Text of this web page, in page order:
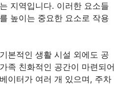
지역입니다. 이러한 요소들
높이는 중요한 요소로 작용
본적인 생활 시설 외에도 공
족 친화적인 공간이 마련되어
이터가 여러 개 있으며, 주차